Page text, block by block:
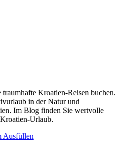
Kroatien-Reisen buchen.
in der Natur und
Im Blog finden Sie wertvolle
Urlaub.